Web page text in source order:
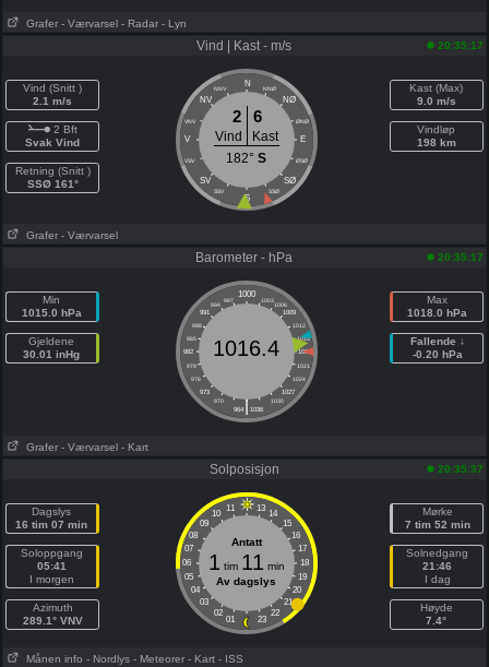
Grafer - Værvarsel - Radar - Lyn
Vind | Kast - m/s 20:35:17
Vind (Snitt )
2.1 m/s
2 Bft
Svak Vind
Retning (Snitt )
SSØ 161°
N
NNV NNØ
NV NØ
VNV ØNØ
V E
VSV ØSØ
SV SØ
SSV SSØ
S
2 6
Vind
Kast
182°S
Kast (Max)
9.0 m/s
Vindløp
198 km
Grafer - Værvarsel
Barometer - hPa 20:35:17
Min
1015.0 hPa
Gjeldene
30.01 inHg
1000
997 1003
994
1006
991
1009
988
1012
985
1015
982
1018
979
1021
976
1024
973
1027
970
1030
|
964 1036
1016.4
Max
1018.0 hPa
Fallende ↓
-0.20 hPa
Grafer - Værvarsel - Kart
Solposisjon 20:35:37
Dagslys
16 tim 07 min
Soloppgang
05:41
I morgen
Azimuth
289.1° VNV
11 13
10
14
09
15
08
16
07
17
06
18
05
19
04
20
03
21
02
22
01 23
Antatt
1 tim 11 min
Av dagslys
Mørke
7 tim 52 min
Solnedgang
21:46
I dag
Høyde
7.4°
Månen info - Nordlys - Meteorer - Kart - ISS